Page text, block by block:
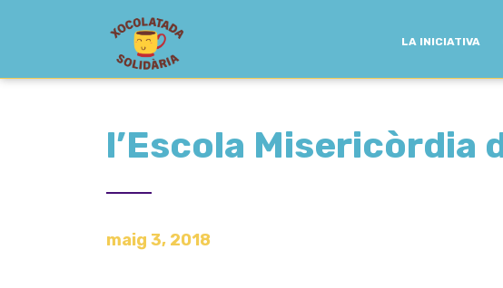
LA INICIATIVA
l’Escola Misericòrdia
maig 3, 2018